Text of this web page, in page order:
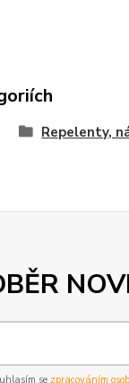
Repelenty,
se zpracováním